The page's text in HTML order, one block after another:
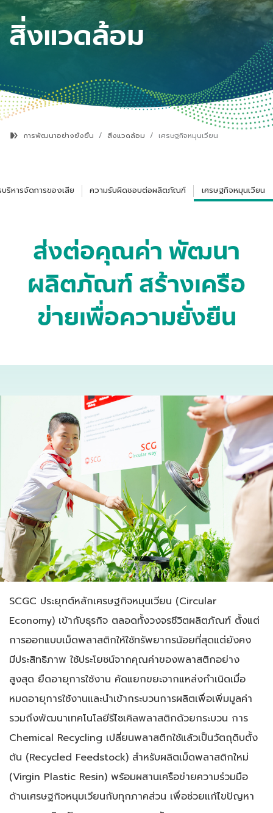
สิ่งแวดล้อม
การพัฒนาอย่างยั่งยืน สิ่งแวดล้อม เศรษฐกิจหมุนเวียน
บริหารจัดการของเสีย ความรับผิดชอบต่อผลิตภัณฑ์ เศรษฐกิจหมุนเวียน
ส่งต่อคุณค่า พัฒนา
ผลิตภัณฑ์ สร้างเครือ
ข่ายเพื่อความยั่งยืน
SCGC ประยุกต์หลักเศรษฐกิจหมุนเวียน (Circular
Economy) เข้ากับธุรกิจ ตลอดทั้งวงจรชีวิตผลิตภัณฑ์ ตั้งแต่
การออกแบบเม็ดพลาสติกให้ใช้ทรัพยากรน้อยที่สุดแต่ยังคง
มีประสิทธิภาพ ใช้ประโยชน์จากคุณค่าของพลาสติกอย่าง
สูงสุด ยืดอายุการใช้งาน คัดแยกขยะจากแหล่งกำเนิดเมื่อ
หมดอายุการใช้งานและนำเข้ากระบวนการผลิตเพื่อเพิ่มมูลค่า
รวมถึงพัฒนาเทคโนโลยีรีไซเคิลพลาสติกด้วยกระบวน การ
Chemical Recycling เปลี่ยนพลาสติกใช้แล้วเป็นวัตถุดิบตั้ง
ต้น (Recycled Feedstock) สำหรับผลิตเม็ดพลาสติกใหม่
(Virgin Plastic Resin) พร้อมผสานเครือข่ายความร่วมมือ
ด้านเศรษฐกิจหนุมเวียนกับทุกภาคส่วน เพื่อช่วยแก้ไขปัญหา